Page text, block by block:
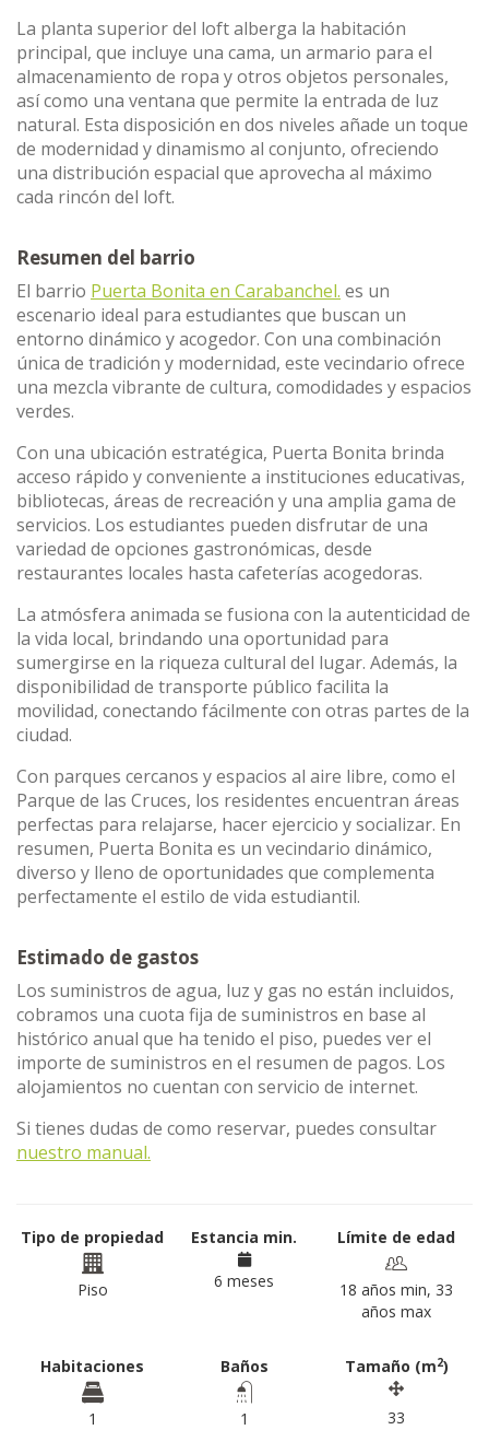
La planta superior del loft alberga la habitación
principal, que incluye una cama, un armario para el
almacenamiento de ropa y otros objetos personales,
así como una ventana que permite la entrada de luz
natural. Esta disposición en dos niveles añade un toque
de modernidad y dinamismo al conjunto, ofreciendo
una distribución espacial que aprovecha al máximo
cada rincón del loft.
Resumen del barrio
El barrio Puerta Bonita en Carabanchel. es un
escenario ideal para estudiantes que buscan un
entorno dinámico y acogedor. Con una combinación
única de tradición y modernidad, este vecindario ofrece
una mezcla vibrante de cultura, comodidades y espacios
verdes.
Con una ubicación estratégica, Puerta Bonita brinda
acceso rápido y conveniente a instituciones educativas,
bibliotecas, áreas de recreación y una amplia gama de
servicios. Los estudiantes pueden disfrutar de una
variedad de opciones gastronómicas, desde
restaurantes locales hasta cafeterías acogedoras.
La atmósfera animada se fusiona con la autenticidad de
la vida local, brindando una oportunidad para
sumergirse en la riqueza cultural del lugar. Además, la
disponibilidad de transporte público facilita la
movilidad, conectando fácilmente con otras partes de la
ciudad.
Con parques cercanos y espacios al aire libre, como el
Parque de las Cruces, los residentes encuentran áreas
perfectas para relajarse, hacer ejercicio y socializar. En
resumen, Puerta Bonita es un vecindario dinámico,
diverso y lleno de oportunidades que complementa
perfectamente el estilo de vida estudiantil.
Estimado de gastos
Los suministros de agua, luz y gas no están incluidos,
cobramos una cuota fija de suministros en base al
histórico anual que ha tenido el piso, puedes ver el
importe de suministros en el resumen de pagos. Los
alojamientos no cuentan con servicio de internet.
Si tienes dudas de como reservar, puedes consultar
nuestro manual.
Tipo de propiedad
Piso
Estancia min.
6 meses
Límite de edad
18 años min, 33
años max
Habitaciones
1
Baños
1
Tamaño (m2)
33